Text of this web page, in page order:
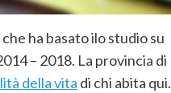
ha basato ilo studio su
– 2018. La provincia di
della vita di chi abita qui.